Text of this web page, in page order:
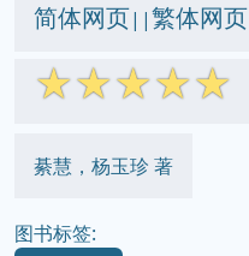
简体网页||繁体网页
☆☆☆☆☆
綦慧，杨玉珍 著
图书标签: